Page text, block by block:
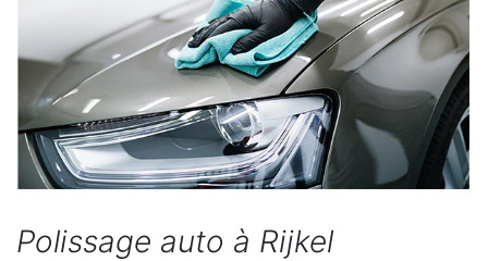
Polissage auto à Rijkel